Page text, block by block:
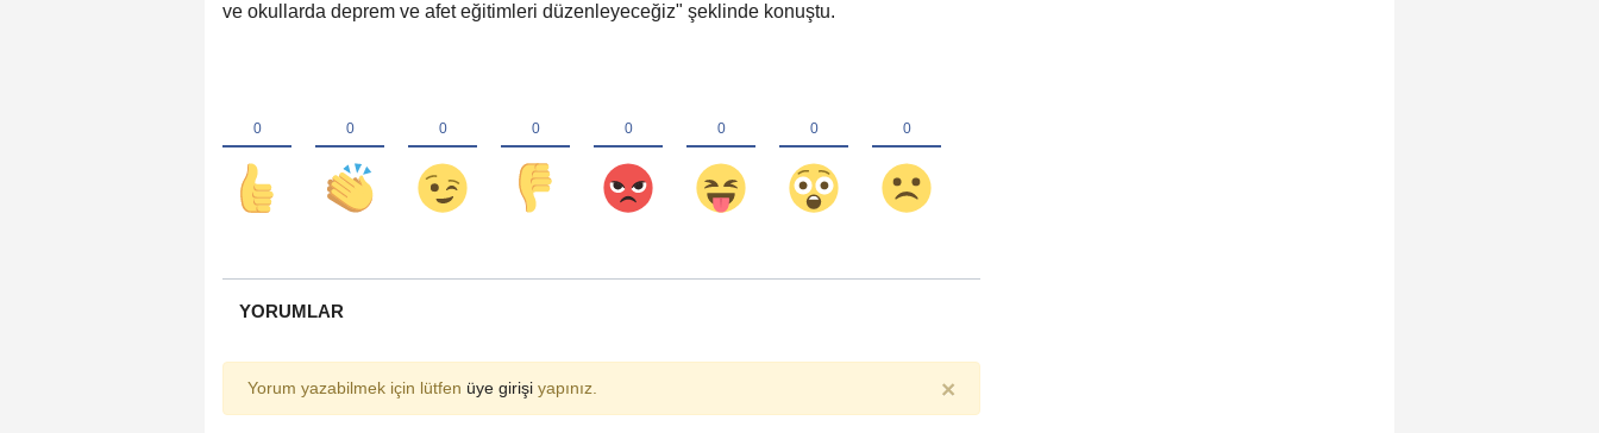
ve okullarda deprem ve afet eğitimleri düzenleyeceğiz" şeklinde konuştu.
YORUMLAR
Yorum yazabilmek için lütfen üye girişi yapınız. ×